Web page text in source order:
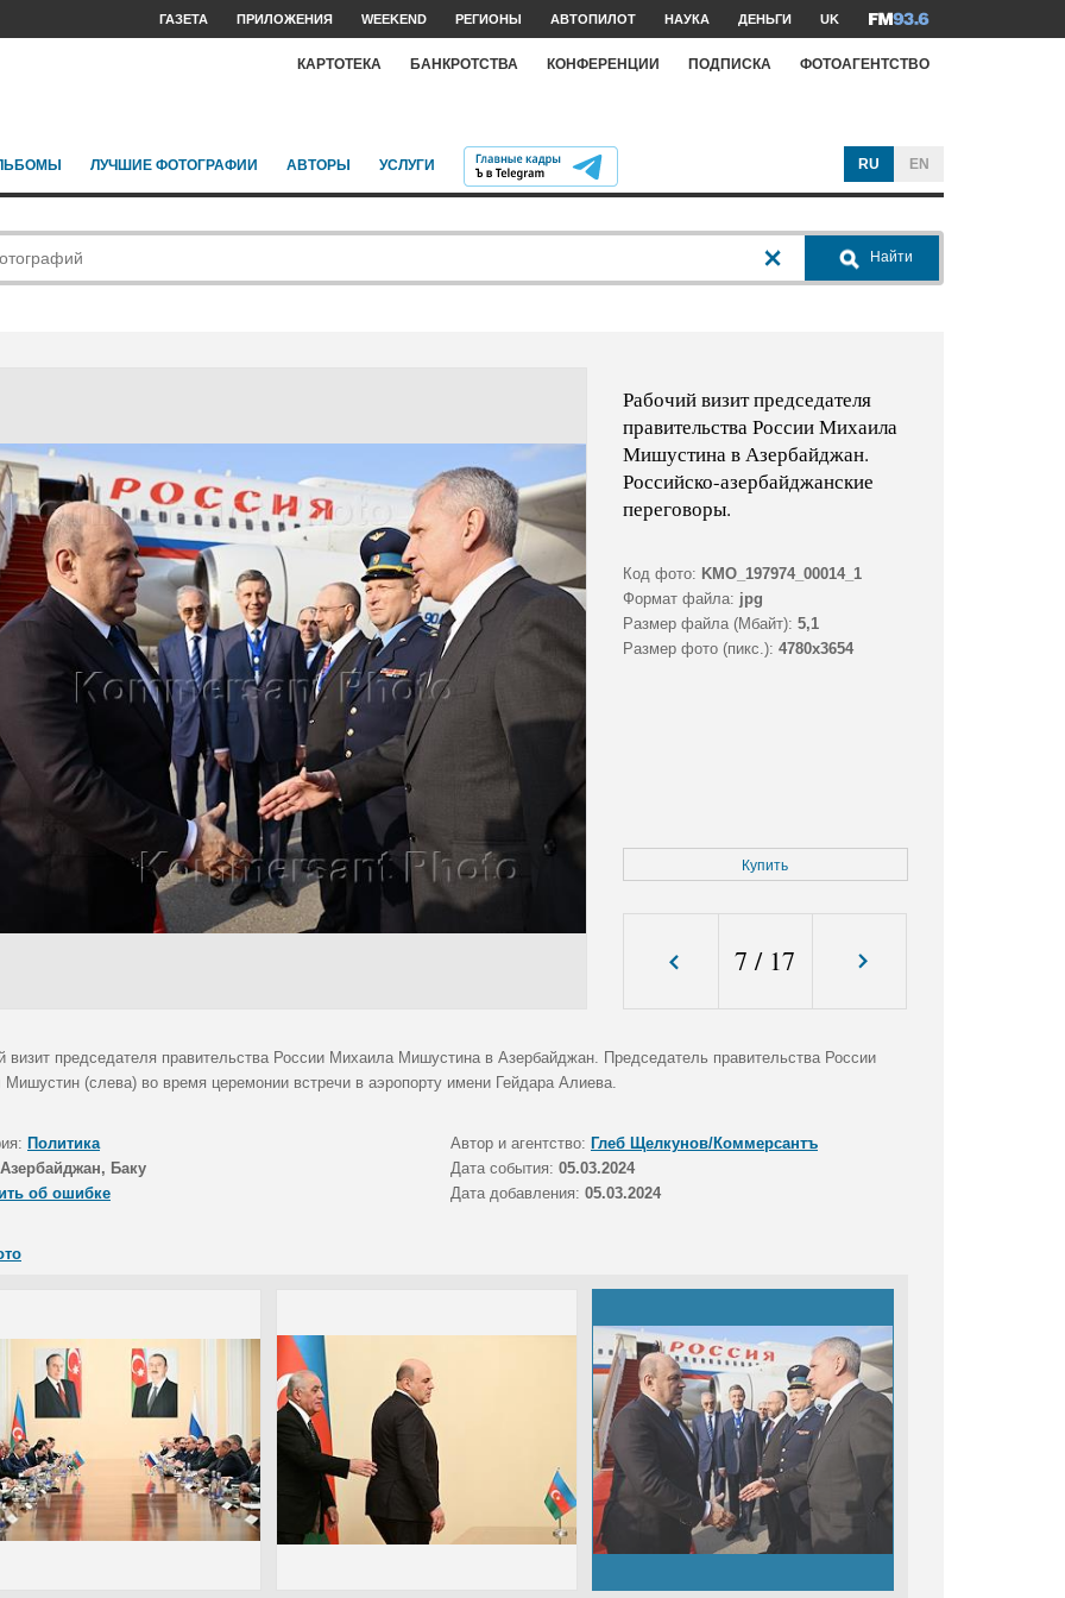
ГАЗЕТА ПРИЛОЖЕНИЯ WEEKEND РЕГИОНЫ АВТОПИЛОТ НАУКА ДЕНЬГИ UK
КАРТОТЕКА БАНКРОТСТВА КОНФЕРЕНЦИИ ПОДПИСКА ФОТОАГЕНТСТВО
ЛУЧШИЕ ФОТОГРАФИИ АВТОРЫ УСЛУГИ RU EN
Найти
Рабочий визит председателя
правительства России Михаила
Мишустина в Азербайджан.
Российско-азербайджанские
переговоры.
Код фото: KMO_197974_00014_1
Формат файла: jpg
Размер файла (Мбайт): 5,1
Размер фото (пикс.): 4780x3654
Купить
7 / 17
визит председателя правительства России Михаила Мишустина в Азербайджан. Председатель правительства России
Мишустин (слева) во время церемонии встречи в аэропорту имени Гейдара Алиева.
Политика Автор и агентство: Глеб Щелкунов/Коммерсантъ
Азербайджан, Баку Дата события: 05.03.2024
об ошибке
Дата добавления: 05.03.2024